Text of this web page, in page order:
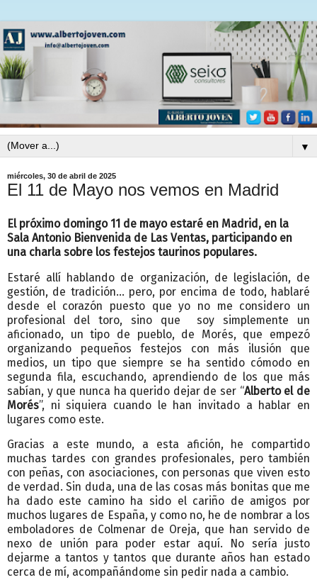
▼
miércoles, 30 de abril de 2025
El 11 de Mayo nos vemos en Madrid
El próximo domingo 11 de mayo estaré en Madrid, en la
Sala Antonio Bienvenida de Las Ventas, participando en
una charla sobre los festejos taurinos populares.
Estaré allí hablando de organización, de legislación, de
gestión, de tradición… pero, por encima de todo, hablaré
desde el corazón puesto que yo no me considero un
profesional del toro, sino que soy simplemente un
aficionado, un tipo de pueblo, de Morés, que empezó
organizando pequeños festejos con más ilusión que
medios, un tipo que siempre se ha sentido cómodo en
segunda fila, escuchando, aprendiendo de los que más
sabían, y que nunca ha querido dejar de ser “Alberto el de
Morés”, ni siquiera cuando le han invitado a hablar en
lugares como este.
Gracias a este mundo, a esta afición, he compartido
muchas tardes con grandes profesionales, pero también
con peñas, con asociaciones, con personas que viven esto
de verdad. Sin duda, una de las cosas más bonitas que me
ha dado este camino ha sido el cariño de amigos por
muchos lugares de España, y como no, he de nombrar a los
emboladores de Colmenar de Oreja, que han servido de
nexo de unión para poder estar aquí. No sería justo
dejarme a tantos y tantos que durante años han estado
cerca de mí, acompañándome sin pedir nada a cambio.